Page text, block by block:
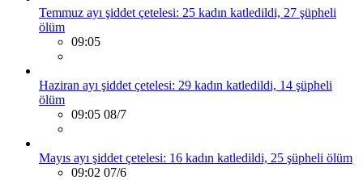
Temmuz ayı şiddet çetelesi: 25 kadın katledildi, 27 şüpheli
ölüm
09:05
Haziran ayı şiddet çetelesi: 29 kadın katledildi, 14 şüpheli
ölüm
09:05 08/7
Mayıs ayı şiddet çetelesi: 16 kadın katledildi, 25 şüpheli ölüm
09:02 07/6